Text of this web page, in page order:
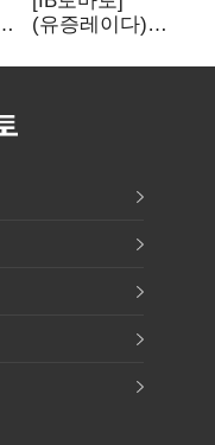
(유증레이다)
3분의 1 토막…